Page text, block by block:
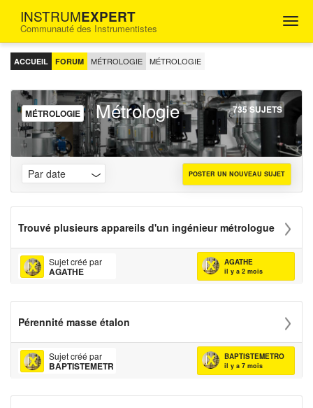
INSTRUMEXPERT
Communauté des Instrumentistes
FORUM
D'ENTRAIDE
POUR
INGÉNIEURS
INSTRUMENTISTES
ACCUEIL FORUM MÉTROLOGIE MÉTROLOGIE
MÉTROLOGIE Métrologie 735 SUJETS
POSTER UN NOUVEAU SUJET
Trouvé plusieurs appareils d'un ingénieur métrologue
Sujet créé par
AGATHE
AGATHE
il y a 2 mois
Pérennité masse étalon
Sujet créé par
BAPTISTEMETRO
BAPTISTEMETRO
il y a 7 mois